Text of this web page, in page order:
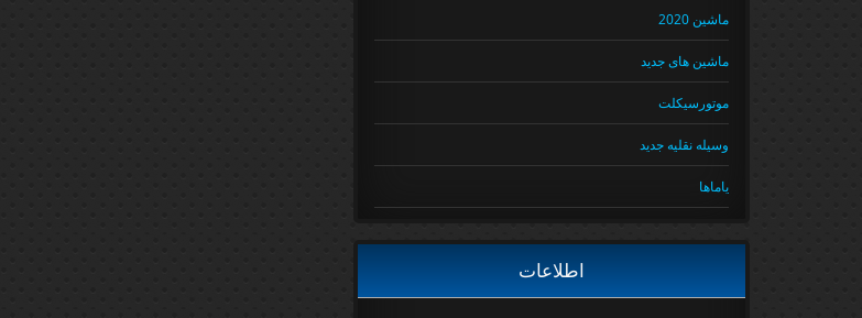
ماشین 2020
ماشین های جدید
موتورسیکلت
وسیله نقلیه جدید
یاماها
اطلاعات